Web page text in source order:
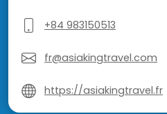
+84 983150513
fr@asiakingtravel.com
https://asiakingtravel.fr